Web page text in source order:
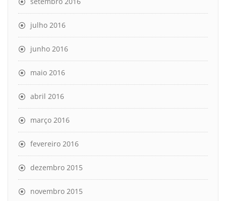
julho 2016
junho 2016
maio 2016
abril 2016
março 2016
fevereiro 2016
dezembro 2015
novembro 2015